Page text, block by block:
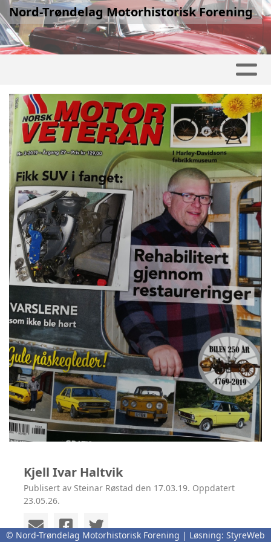
Nord-Trøndelag Motorhistorisk Forening
Kjell Ivar Haltvik
Publisert av Steinar Røstad den 17.03.19. Oppdatert
23.05.26.
© Nord-Trøndelag Motorhistorisk Forening | Løsning: StyreWeb